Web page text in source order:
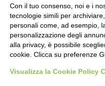
Con il tuo consenso, noi e i
tecnologie simili per
personali come, ad esempio,
personalizzazione degli
alla privacy, è possibile
cookie. Clicca su preferenze
Visualizza la Cookie Policy